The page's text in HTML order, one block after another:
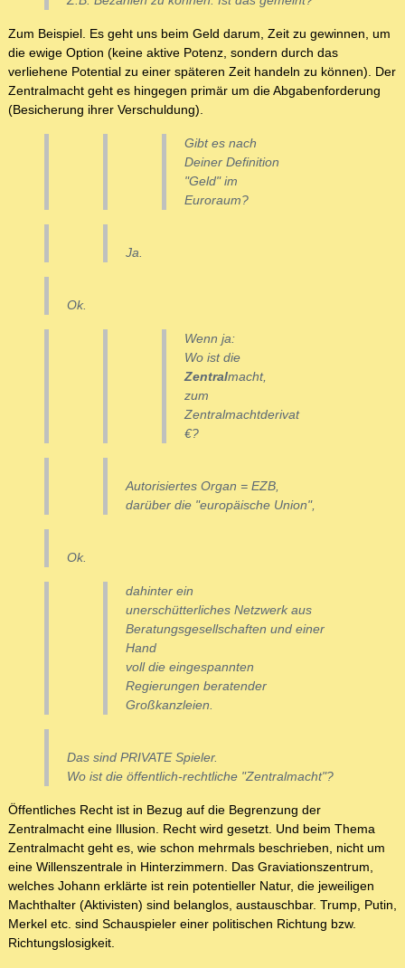
Zum Beispiel. Es geht uns beim Geld darum, Zeit zu gewinnen, um
die ewige Option (keine aktive Potenz, sondern durch das
verliehene Potential zu einer späteren Zeit handeln zu können). Der
Zentralmacht geht es hingegen primär um die Abgabenforderung
(Besicherung ihrer Verschuldung).
Gibt es nach
Deiner Definition
"Geld" im
Euroraum?
Ja.
Ok.
Wenn ja:
Wo ist die
Zentralmacht,
zum
Zentralmachtderivat
€?
Autorisiertes Organ = EZB,
darüber die "europäische Union",
Ok.
dahinter ein
unerschütterliches Netzwerk aus
Beratungsgesellschaften und einer
Hand
voll die eingespannten
Regierungen beratender
Großkanzleien.
Das sind PRIVATE Spieler.
Wo ist die öffentlich-rechtliche "Zentralmacht"?
Öffentliches Recht ist in Bezug auf die Begrenzung der
Zentralmacht eine Illusion. Recht wird gesetzt. Und beim Thema
Zentralmacht geht es, wie schon mehrmals beschrieben, nicht um
eine Willenszentrale in Hinterzimmern. Das Graviationszentrum,
welches Johann erklärte ist rein potentieller Natur, die jeweiligen
Machthalter (Aktivisten) sind belanglos, austauschbar. Trump, Putin,
Merkel etc. sind Schauspieler einer politischen Richtung bzw.
Richtungslosigkeit.